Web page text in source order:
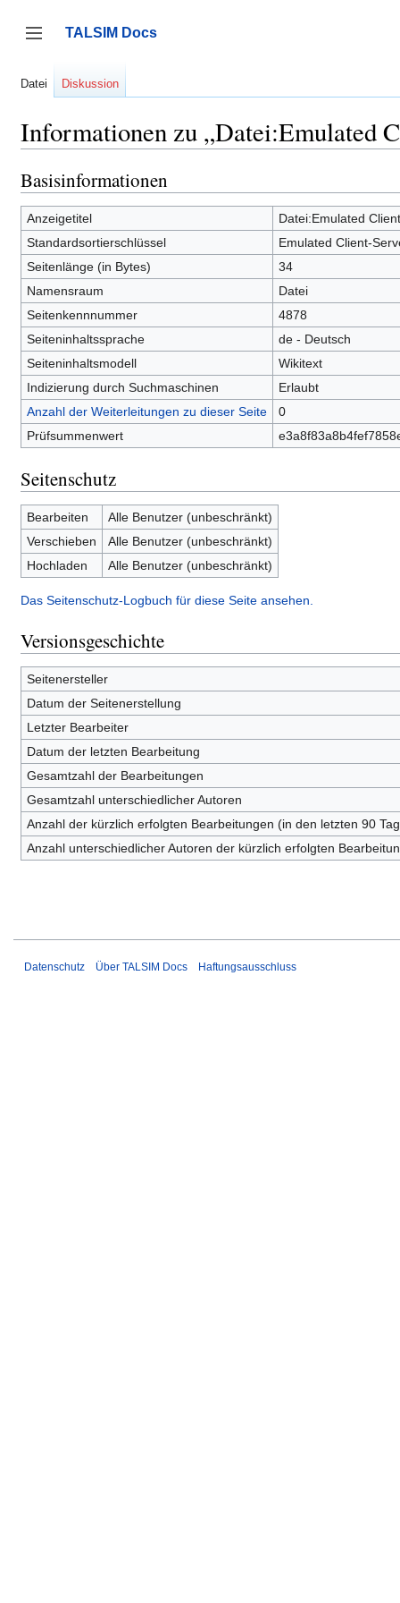
springen
Seitenleiste umschalten
TALSIM Docs
Datei Diskussion
Informationen zu „Datei:Emulated
Basisinformationen
Anzeigetitel
Datei:Emulated
Standardsortierschlüssel
Emulated Client-
Seitenlänge (in Bytes)
34
Namensraum
Datei
Seitenkennnummer
4878
Seiteninhaltssprache
de - Deutsch
Seiteninhaltsmodell
Wikitext
Indizierung durch Suchmaschinen
Erlaubt
Anzahl der Weiterleitungen zu dieser Seite
0
Prüfsummenwert
Seitenschutz
Bearbeiten
Alle Benutzer (unbeschränkt)
Verschieben
Alle Benutzer (unbeschränkt)
Hochladen
Alle Benutzer (unbeschränkt)
Das Seitenschutz-Logbuch für diese Seite ansehen.
Versionsgeschichte
Seitenersteller
Datum der Seitenerstellung
Letzter Bearbeiter
Datum der letzten Bearbeitung
Gesamtzahl der Bearbeitungen
Gesamtzahl unterschiedlicher Autoren
Anzahl der kürzlich erfolgten Bearbeitungen (in den letzten 90
Anzahl unterschiedlicher Autoren der kürzlich erfolgten
Datenschutz Über TALSIM Docs Haftungsausschluss